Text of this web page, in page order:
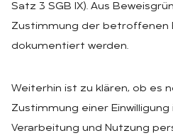
Satz 3 SGB IX). Aus
Zustimmung der betroffenen
dokumentiert werden.
Weiterhin ist zu klären, ob es
Zustimmung einer Einwilligung
Verarbeitung und Nutzung